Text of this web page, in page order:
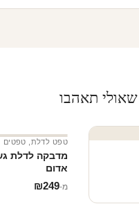
שאולי תאהבו
טפט לדלת טפטים
מדבקה לדלת
אדום
מ‑ ₪249